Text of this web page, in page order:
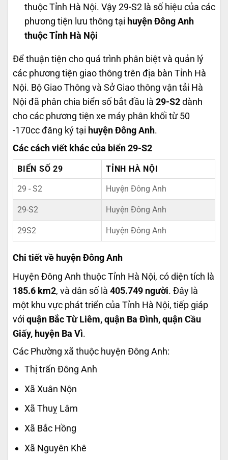
thuộc Tỉnh Hà Nội. Vậy 29-S2 là số hiệu của các
phương tiện lưu thông tại huyện Đông Anh
thuộc Tỉnh Hà Nội
Để thuận tiện cho quá trình phân biệt và quản lý
các phương tiện giao thông trên địa bàn Tỉnh Hà
Nội. Bộ Giao Thông và Sở Giao thông vận tải Hà
Nội đã phân chia biển số bắt đầu là 29-S2 dành
cho các phương tiện xe máy phân khối từ 50
-170cc đăng ký tại huyện Đông Anh.
Các cách viết khác của biển 29-S2
BIỂN SỐ 29 TỈNH HÀ NỘI
29 - S2 Huyện Đông Anh
29-S2 Huyện Đông Anh
29S2 Huyện Đông Anh
Chi tiết về huyện Đông Anh
Huyện Đông Anh thuộc Tỉnh Hà Nội, có diện tích là
185.6 km2, và dân số là 405.749 người. Đây là
một khu vực phát triển của Tỉnh Hà Nội, tiếp giáp
với quận Bắc Từ Liêm, quận Ba Đình, quận Cầu
Giấy, huyện Ba Vì.
Các Phường xã thuộc huyện Đông Anh:
Thị trấn Đông Anh
Xã Xuân Nộn
Xã Thuỵ Lâm
Xã Bắc Hồng
Xã Nguyên Khê